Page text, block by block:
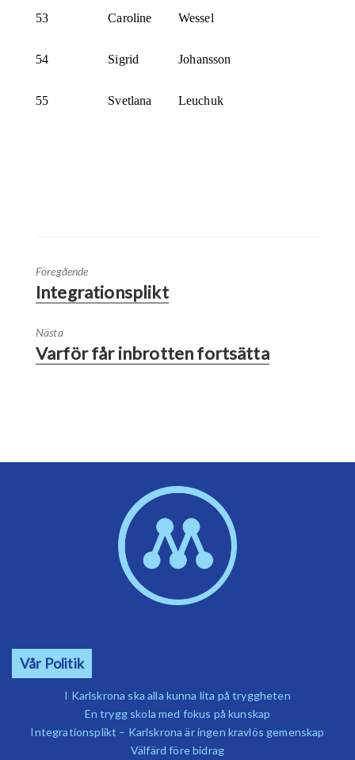
53 Caroline Wessel
54 Sigrid Johansson
55 Svetlana Leuchuk
Föregående
Integrationsplikt
Nästa
Varför får inbrotten fortsätta
Vår Politik
I Karlskrona ska alla kunna lita på tryggheten
En trygg skola med fokus på kunskap
Integrationsplikt – Karlskrona är ingen kravlös gemenskap
Välfärd före bidrag